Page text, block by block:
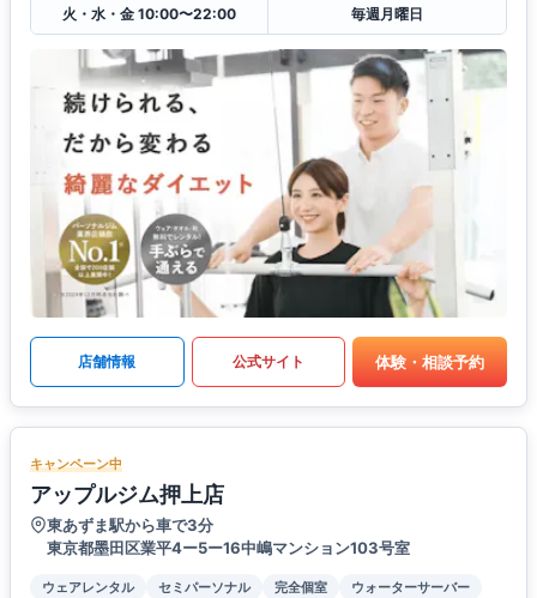
火・水・金 10:00〜22:00
毎週月曜日
店舗情報 公式サイト 体験・相談予約
キャンペーン中
アップルジム押上店
東あずま駅から車で3分
東京都墨田区業平4ー5ー16中嶋マンション103号室
ウェアレンタル セミパーソナル 完全個室
ウォーターサーバー